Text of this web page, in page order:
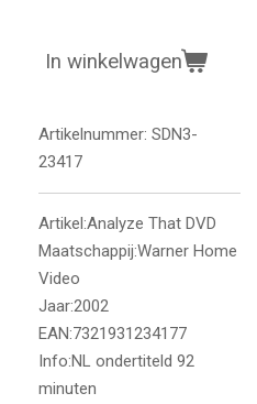
In winkelwagen
Artikelnummer: SDN3-
23417
Artikel:Analyze That DVD
Maatschappij:Warner Home
Video
Jaar:2002
EAN:7321931234177
Info:NL ondertiteld 92
minuten